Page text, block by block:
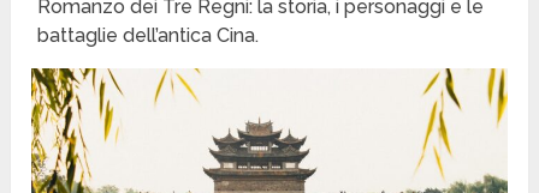
Romanzo dei Tre Regni: la storia, i personaggi e le
battaglie dell’antica Cina.